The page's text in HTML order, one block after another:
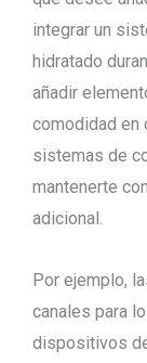
integrar un
hidratado
añadir
comodidad en
sistemas de
mantenerte
adicional.
Por ejemplo,
canales para
dispositivos